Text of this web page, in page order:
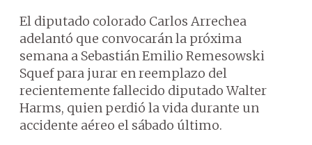
El diputado colorado Carlos Arrechea
adelantó que convocarán la próxima
semana a Sebastián Emilio Remesowski
Squef para jurar en reemplazo del
recientemente fallecido diputado Walter
Harms, quien perdió la vida durante un
accidente aéreo el sábado último.